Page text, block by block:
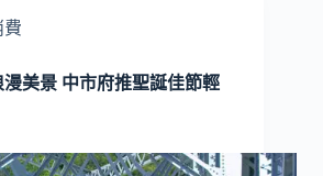
費
美景 中市府推聖誕佳節輕